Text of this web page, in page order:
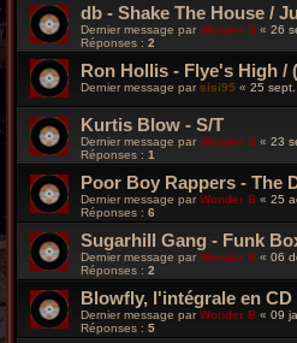
db - Shake The House /
Dernier message par Wonder B « 26
Réponses : 2
Ron Hollis - Flye's High /
Dernier message parsisi95 « 25
Kurtis Blow - S/T
Dernier message par Wonder B « 23
Réponses : 1
Poor Boy Rappers ‎- The
Dernier message parWonder B « 25
Réponses : 6
Sugarhill Gang - Funk
Dernier message par Wonder B « 06
Réponses : 2
Blowfly, l'intégrale en CD
Dernier message parWonder B « 09
Réponses : 5